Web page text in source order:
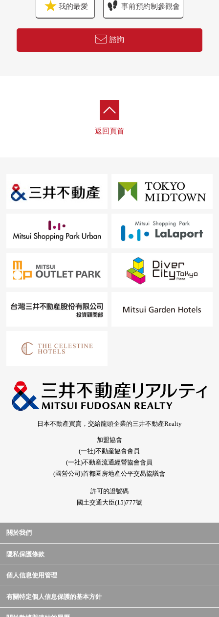
我的最愛 事前預約制參觀會
諮詢
返回頁首
日本不動產買賣，交給龍頭企業的三井不動產Realty
加盟協會
(一社)不動産協會會員
(一社)不動産流通經營協會會員
(國營公司)首都圈房地產公平交易協議會
許可的證號碼
國土交通大臣(15)777號
關於我們
隱私保護條款
個人信息使用管理
有關特定個人信息保護的基本方針